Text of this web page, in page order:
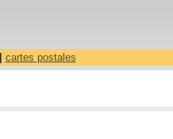
cartes postales